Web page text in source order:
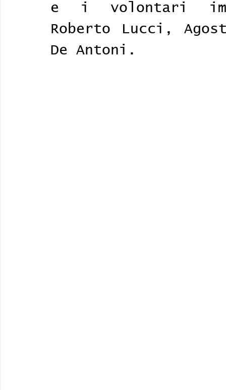
e i volontari
Roberto Lucci,
De Antoni.